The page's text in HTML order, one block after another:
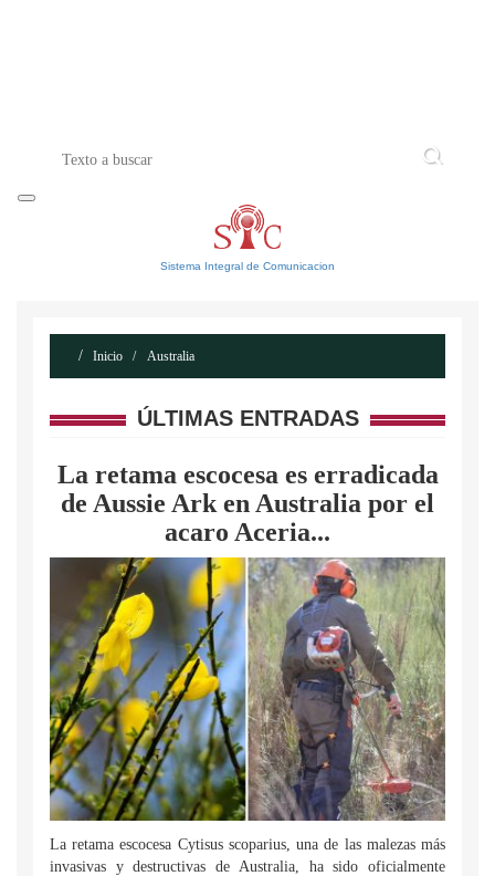
Sistema Integral de Comunicacion
Inicio Australia
ÚLTIMAS ENTRADAS
La retama escocesa es erradicada
de Aussie Ark en Australia por el
acaro Aceria...
La retama escocesa Cytisus scoparius, una de las malezas más
invasivas y destructivas de Australia, ha sido oficialmente